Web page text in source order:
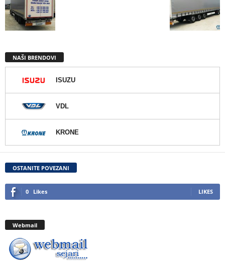
NAŠI BRENDOVI
ISUZU
VDL
KRONE
OSTANITE POVEZANI
0 Likes LIKES
Webmail